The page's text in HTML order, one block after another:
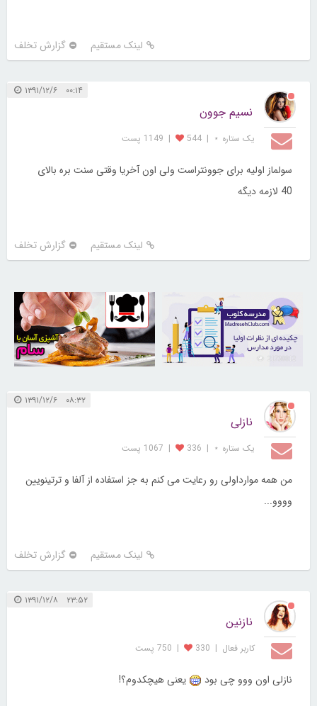
لینک مستقیم گزارش تخلف
۰۰:۱۴ ۱۳۹۱/۱۲/۶
نسیم جوون
یک ستاره ⋆ |
544
| 1149 پست
سولماز اولیه برای جوونتراست ولی اون آخریا وقتی سنت بره بالای
40 لازمه دیگه
لینک مستقیم گزارش تخلف
30256717
۰۸:۳۲ ۱۳۹۱/۱۲/۶
نازلی
یک ستاره ⋆ |
336
| 1067 پست
من همه موارداولی رو رعایت می کنم به جز استفاده از آلفا و ترتینویین
وووو...
لینک مستقیم گزارش تخلف
۲۳:۵۲ ۱۳۹۱/۱۲/۸
نازنین
کاربر فعال |
330
| 750 پست
نازلی اون ووو چی بود یعنی هیچکدوم؟!